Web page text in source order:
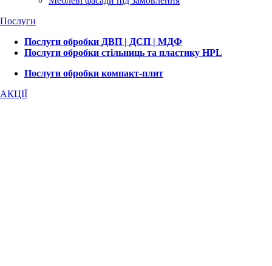
Послуги
Послуги обробки ДВП | ДСП | МДФ
Послуги обробки стільниць та пластику HPL
Послуги обробки компакт-плит
АКЦІЇ